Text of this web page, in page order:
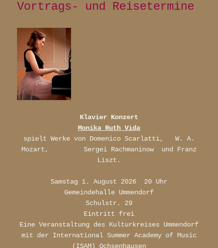
Vortrags- und Reisetermine
Klavier Konzert
Monika Ruth Vida
spielt Werke von Domenico Scarlatti, W. A.
Mozart, Sergei Rachmaninow und Franz
Liszt.
Samstag 1. August 2026 20 Uhr
Gemeindehalle Ummendorf
Schulstr. 29
Eintritt frei
Eine Veranstaltung des Kulturkreises Ummendorf
mit der International Summer Academy of Music
(ISAM) Ochsenhausen